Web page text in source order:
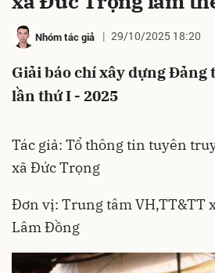
Nhóm tác giả 29/10/2025 18:20
Giải báo chí xây dựng Đảng
lần thứ I - 2025
Tác giả: Tổ thông tin tuyên
xã Đức Trọng
Đơn vị: Trung tâm VH,TT&TT
Lâm Đồng